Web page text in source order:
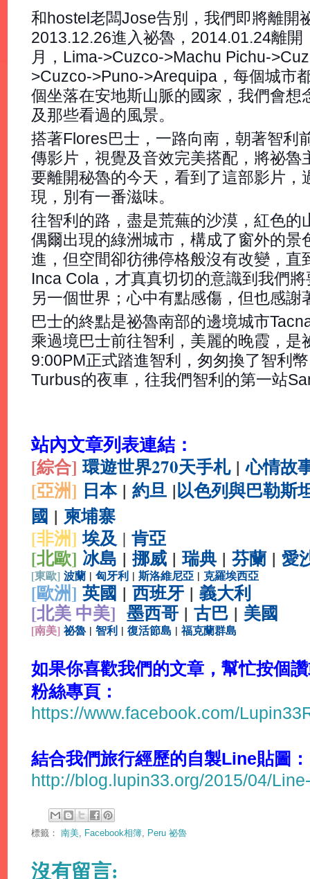
和hostel老闆Jose告別，我們即將離開
2013.12.26進入祕魯，2014.01.24離
月，Lima->Cuzco->Machu Pichu-
>Cuzco->Puno->Arequipa，每個城市
個坐落在安地斯山脈的國家，我們會想
及那些看過的風景。
搭著Flores巴士，一路向南，朝著智利
傳影片，視覺及音效完美搭配，將祕魯
要離開秘魯的今天，看到了這部影片，
現，別有一番滋味。
往智利的路，盡是荒蕪的沙漠，紅色的
偶爾出現的綠洲城市，構成了窗外的景
進，但空間卻彷彿停格般沒有改變，直
Inca Cola，才真真切切的意識到我們
另一個世界；心中有點感傷，但也感謝
巴士的終點是祕魯南部的邊境城市
乘過境巴士前往智利，美麗的晚霞，是
9:00PM正式踏進智利，匆匆換了智利
Turbus的夜車，往我們智利的第一站
站內文章列表連結：
[綜合] 環遊世界270天手札|心情故
[亞洲] 日本 | 約旦 |以色列與巴勒斯
國 | 柬埔寨
[非洲]埃及 | 肯亞
[北歐] 冰島 | 挪威 | 瑞典 | 芬蘭 | 愛
[東歐] 波蘭 | 匈牙利 | 斯洛維尼亞 | 克羅埃西亞
[歐洲] 英國 | 西班牙 | 義大利
[北美 中美] 墨西哥 | 古巴 | 美國
[南美] 祕魯 | 智利 | 復活節島 | 福克蘭群島
如果你喜歡我們的文章，幫忙按個
粉絲專頁：
https://www.facebook.com/
結合我們旅行經歷的自製Line貼圖：
http://blog.lupin33.org/2015/04/
標籤： 南美 Facebook相簿 Peru 祕魯
沒有留言: